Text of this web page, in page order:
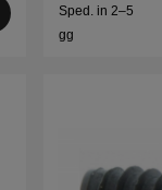
Sped. in 2–5
gg